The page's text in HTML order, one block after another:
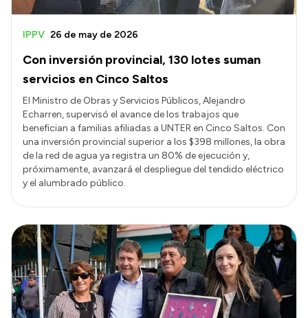
Con inversión provincial, 130 lotes suman
servicios en Cinco Saltos
IPPV 26 de may de 2026
El Ministro de Obras y Servicios Públicos, Alejandro
Echarren, supervisó el avance de los trabajos que
benefician a familias afiliadas a UNTER en Cinco Saltos. Con
una inversión provincial superior a los $398 millones, la obra
de la red de agua ya registra un 80% de ejecución y,
próximamente, avanzará el despliegue del tendido eléctrico
y el alumbrado público.